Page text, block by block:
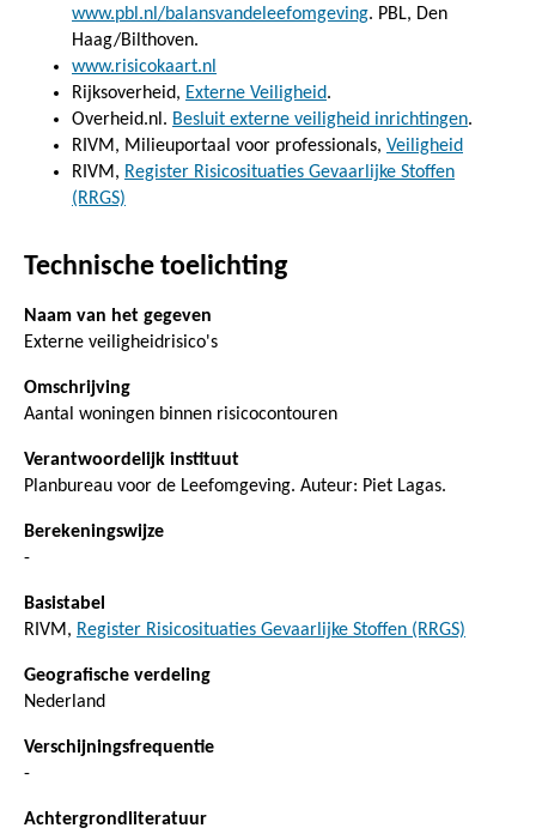
www.pbl.nl/balansvandeleefomgeving. PBL, Den
Haag/Bilthoven.
www.risicokaart.nl
Rijksoverheid, Externe Veiligheid.
Overheid.nl. Besluit externe veiligheid inrichtingen.
RIVM, Milieuportaal voor professionals, Veiligheid
RIVM, Register Risicosituaties Gevaarlijke Stoffen
(RRGS)
Technische toelichting
Naam van het gegeven
Externe veiligheidrisico's
Omschrijving
Aantal woningen binnen risicocontouren
Verantwoordelijk instituut
Planbureau voor de Leefomgeving. Auteur: Piet Lagas.
Berekeningswijze
-
Basistabel
RIVM, Register Risicosituaties Gevaarlijke Stoffen (RRGS)
Geografische verdeling
Nederland
Verschijningsfrequentie
-
Achtergrondliteratuur